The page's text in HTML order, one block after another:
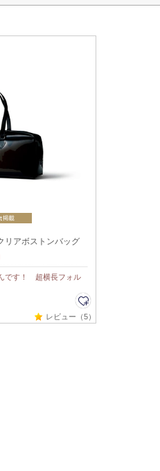
リアボストンバッグ
です！ 超横長フォル
レビュー（5）